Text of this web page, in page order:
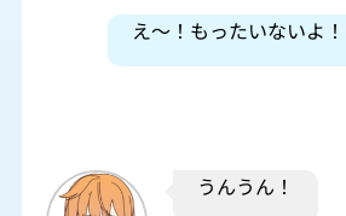
え～！もったいないよ！
うんうん！